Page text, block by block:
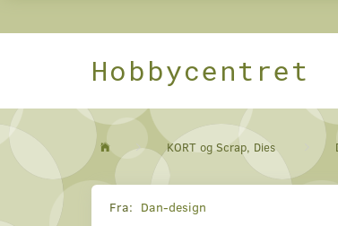
Hobbycentret
KORT og Scrap, Dies
Fra: Dan-design